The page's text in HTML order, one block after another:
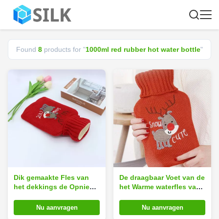
Found 8 products for "1000ml red rubber hot water bottle"
Dik gemaakte Fles van
het dekkings de Opnieuw
Rode Rubberwarme water
Nu aanvragen
De draagbaar Voet van de
het Warme waterfles van
1000ml Rubber en
Handverwarmingstoestel
Nu aanvragen